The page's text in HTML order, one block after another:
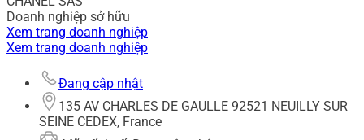
Doanh nghiệp sở hữu
Xem trang doanh nghiệp
Xem trang doanh nghiệp
Đang cập nhật
135 AV CHARLES DE GAULLE 92521 NEUILLY SUR
SEINE CEDEX, France